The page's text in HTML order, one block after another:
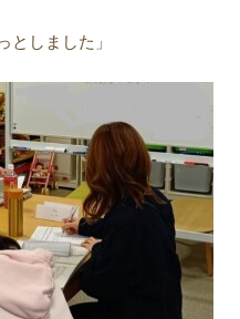
としました」